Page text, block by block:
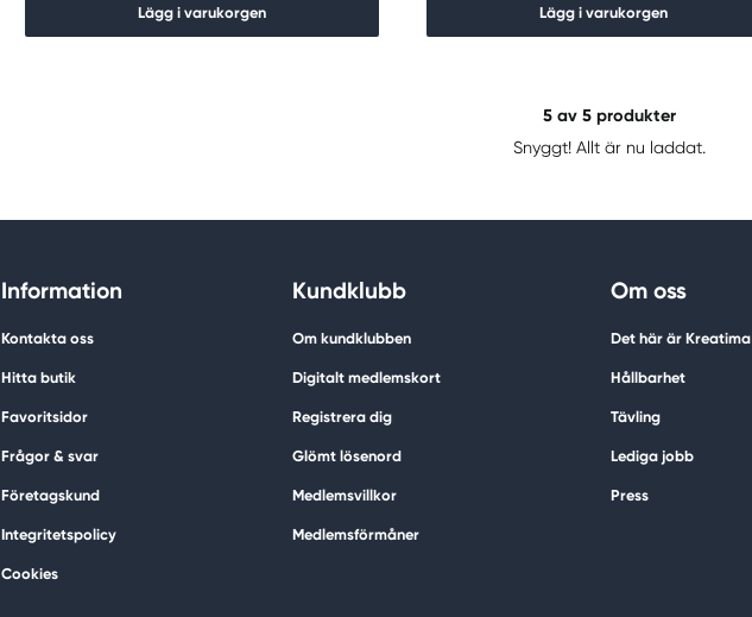
Lägg i varukorgen Lägg i varukorgen
5 av 5 produkter
Snyggt! Allt är nu laddat.
Information
Kontakta oss
Hitta butik
Favoritsidor
Frågor & svar
Företagskund
Integritetspolicy
Cookies
Kundklubb
Om kundklubben
Digitalt medlemskort
Registrera dig
Glömt lösenord
Medlemsvillkor
Medlemsförmåner
Om oss
Det här är Kreatima
Hållbarhet
Tävling
Lediga jobb
Press